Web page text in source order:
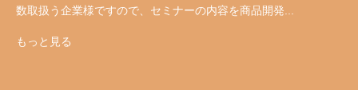
数取扱う企業様ですので、セミナーの内容を商品開発...
もっと見る